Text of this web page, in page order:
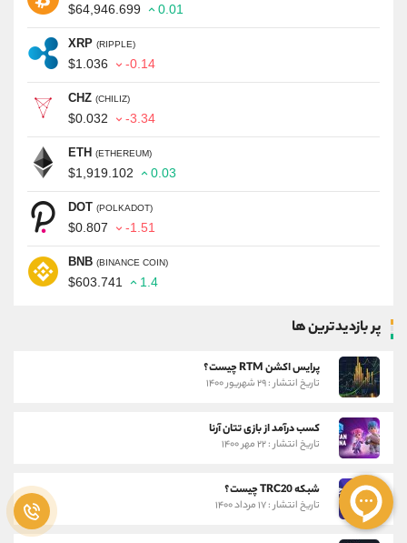
$64,946.699 0.01
XRP (RIPPLE)
$1.036 -0.14
CHZ (CHILIZ)
$0.032 -3.34
ETH (ETHEREUM)
$1,919.102 0.03
DOT (POLKADOT)
$0.807 -1.51
BNB (BINANCE COIN)
$603.741 1.4
پر بازدیدترین ها
پرایس اکشن RTM چیست؟
تاریخ انتشار : ۲۹ شهریور ۱۴۰۰
کسب درآمد از بازی تتان آرنا
تاریخ انتشار : ۲۲ مهر ۱۴۰۰
شبکه TRC20 چیست؟
تاریخ انتشار : ۱۷ مرداد ۱۴۰۰